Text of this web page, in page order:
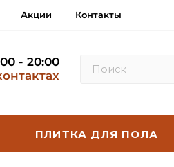
Акции Контакты
- 20:00
ПЛИТКА ДЛЯ ПОЛА